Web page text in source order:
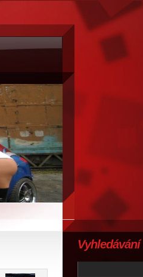
Vyhledávání